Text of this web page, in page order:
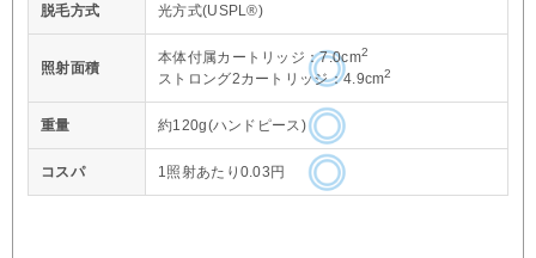
脱毛方式 光方式(USPL®)
照射面積
本体付属カートリッジ：7.0cm2
ストロング2カートリッジ：4.9cm2
重量 約120g(ハンドピース)
コスパ 1照射あたり0.03円